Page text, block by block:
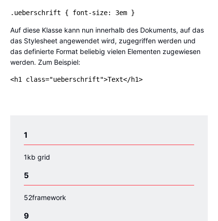
.ueberschrift { font-size: 3em }
Auf diese Klasse kann nun innerhalb des Dokuments, auf das
das Stylesheet angewendet wird, zugegriffen werden und
das definierte Format beliebig vielen Elementen zugewiesen
werden. Zum Beispiel:
<h1 class="ueberschrift">Text</h1>
1
1kb grid
5
52framework
9